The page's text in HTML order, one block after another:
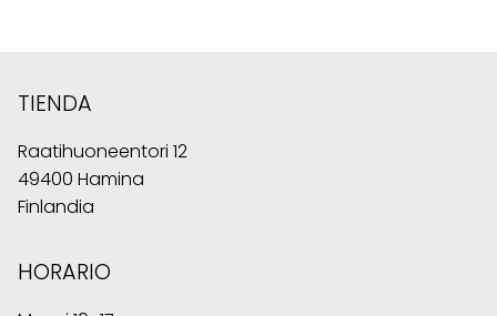
TIENDA
Raatihuoneentori 12
49400 Hamina
Finlandia
HORARIO